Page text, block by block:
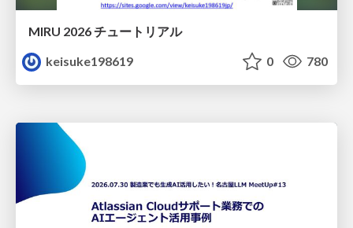
MIRU 2026 チュートリアル
keisuke198619
0 780